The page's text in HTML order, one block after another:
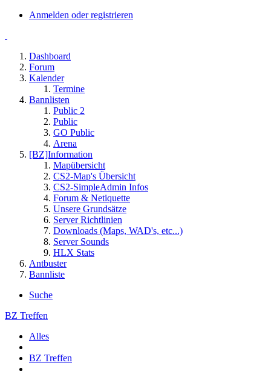
Anmelden oder registrieren
Dashboard
Forum
Kalender
Termine
Bannlisten
Public 2
Public
GO Public
Arena
[BZ]Information
Mapübersicht
CS2-Map's Übersicht
CS2-SimpleAdmin Infos
Forum & Netiquette
Unsere Grundsätze
Server Richtlinien
Downloads (Maps, WAD's, etc...)
Server Sounds
HLX Stats
Antbuster
Bannliste
Suche
BZ Treffen
Alles
BZ Treffen